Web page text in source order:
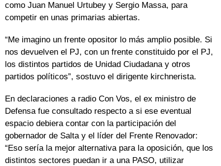
como Juan Manuel Urtubey y Sergio Massa, para
competir en unas primarias abiertas.
“Me imagino un frente opositor lo más amplio posible. Si
nos devuelven el PJ, con un frente constituido por el PJ,
los distintos partidos de Unidad Ciudadana y otros
partidos políticos”, sostuvo el dirigente kirchnerista.
En declaraciones a radio Con Vos, el ex ministro de
Defensa fue consultado respecto a si ese eventual
espacio debiera contar con la participación del
gobernador de Salta y el líder del Frente Renovador:
“Eso sería la mejor alternativa para la oposición, que los
distintos sectores puedan ir a una PASO, utilizar